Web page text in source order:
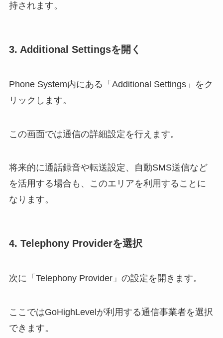
持されます。
3. Additional Settingsを開く
Phone System内にある「Additional Settings」をク
リックします。
この画面では通信の詳細設定を行えます。
将来的に通話録音や転送設定、自動SMS送信など
を活用する場合も、このエリアを利用することに
なります。
4. Telephony Providerを選択
次に「Telephony Provider」の設定を開きます。
ここではGoHighLevelが利用する通信事業者を選択
できます。